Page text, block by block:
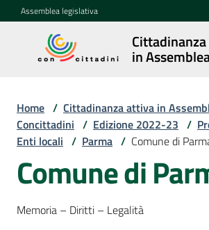
Vai al contenuto
Vai alla navigazione
Vai al footer
Assemblea legislativa
in
Cittadinanza
attiva in
Concittadini
Porte
in
Home / Cittadinanza attiva in
Concittadini / Edizione 2022-23 /
Enti locali / Parma / Comune di
Comune di
Memoria – Diritti – Legalità